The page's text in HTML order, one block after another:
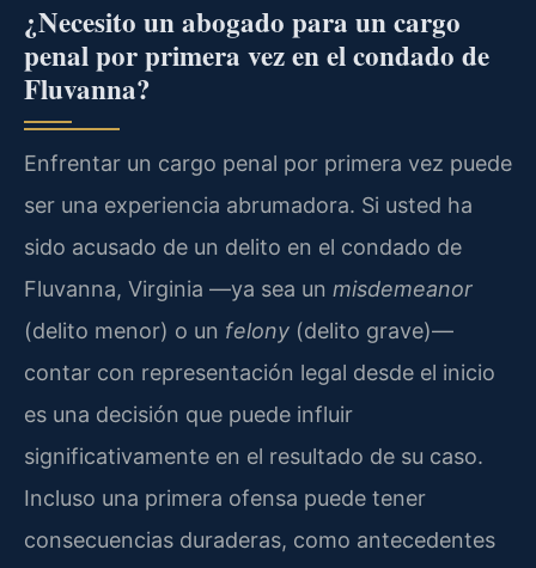
¿Necesito un abogado para un cargo
penal por primera vez en el condado de
Fluvanna?
Enfrentar un cargo penal por primera vez puede
ser una experiencia abrumadora. Si usted ha
sido acusado de un delito en el condado de
Fluvanna, Virginia —ya sea un misdemeanor
(delito menor) o un felony (delito grave)—
contar con representación legal desde el inicio
es una decisión que puede influir
significativamente en el resultado de su caso.
Incluso una primera ofensa puede tener
consecuencias duraderas, como antecedentes